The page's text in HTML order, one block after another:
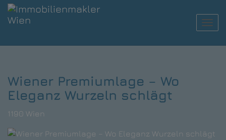
Wiener Premiumlage – Wo
Eleganz Wurzeln schlägt
1190 Wien